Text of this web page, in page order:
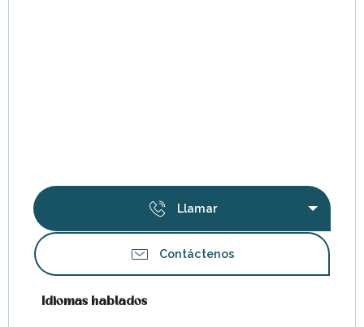
Llamar
Contáctenos
Idiomas hablados
Idiomas hablados